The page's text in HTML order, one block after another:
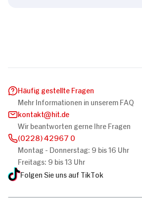
Häufig gestellte Fragen
Mehr Informationen in unserem FAQ
kontakt
hit.de
Wir beantworten gerne Ihre Fragen
(0228) 42967 0
Montag - Donnerstag: 9 bis 16 Uhr
Freitags: 9 bis 13 Uhr
Folgen Sie uns auf TikTok